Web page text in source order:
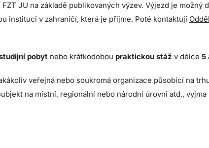
JU na základě publikovaných výzev. Výjezd je možný
instituci v zahraničí, která je přijme. Poté kontaktují
pobyt nebo krátkodobou praktickou stáž v délce 5
veřejná nebo soukromá organizace působící na
na místní, regionální nebo národní úrovni atd.,